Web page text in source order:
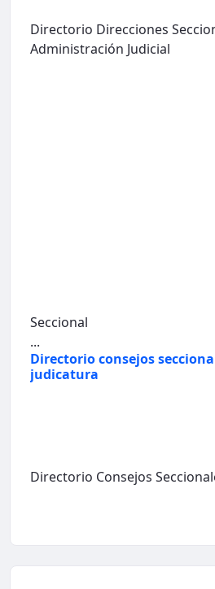
Directorio Direcciones
Administración Judicial
Seccional
...
Directorio consejos
judicatura
Directorio Consejos